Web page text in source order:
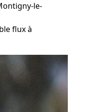
le-
flux à